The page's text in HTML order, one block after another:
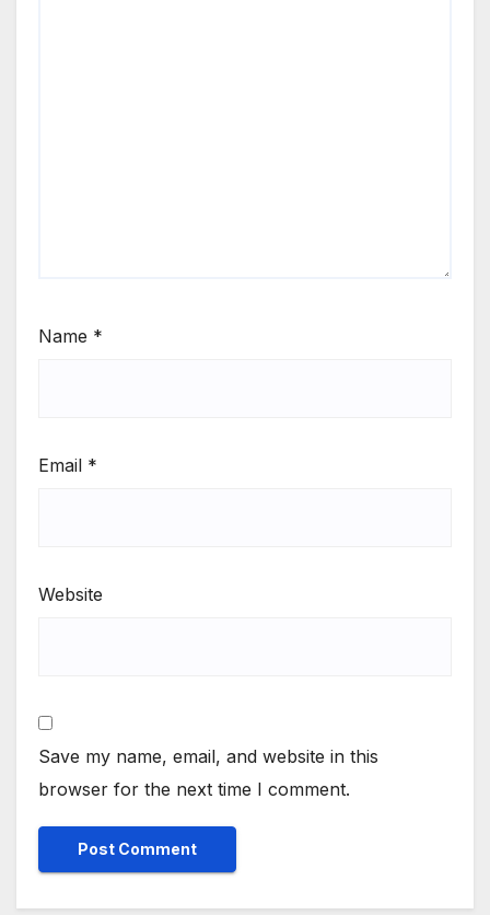
Name *
Email *
Website
Save my name, email, and website in this
browser for the next time I comment.